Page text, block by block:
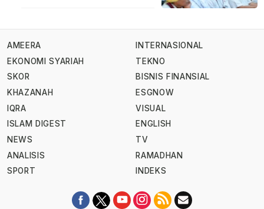
AMEERA
EKONOMI SYARIAH
SKOR
KHAZANAH
IQRA
ISLAM DIGEST
NEWS
ANALISIS
SPORT
INTERNASIONAL
TEKNO
BISNIS FINANSIAL
ESGNOW
VISUAL
ENGLISH
TV
RAMADHAN
INDEKS